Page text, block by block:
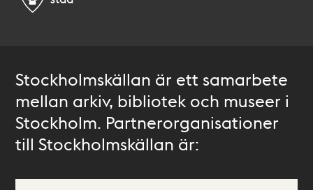
Stockholmskällan är ett samarbete
mellan arkiv, bibliotek och museer i
Stockholm. Partnerorganisationer
till Stockholmskällan är: